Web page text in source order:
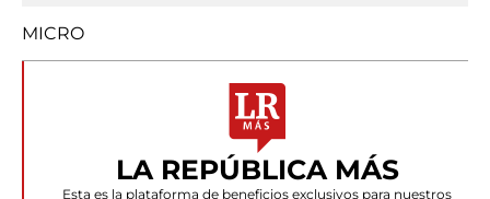
MICRO
LA REPÚBLICA MÁS
Esta es la plataforma de beneficios exclusivos para nuestros